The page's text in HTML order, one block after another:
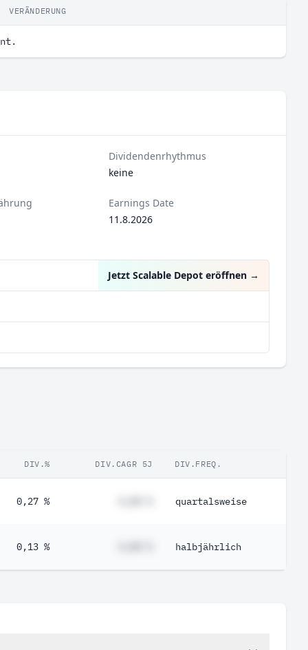
VERÄNDERUNG
Dividendenrhythmus
keine
Earnings Date
11.8.2026
Jetzt Scalable Depot eröffnen →
DIV.% DIV.CAGR 5J DIV.FREQ.
0,27 % quartalsweise
0,13 % halbjährlich